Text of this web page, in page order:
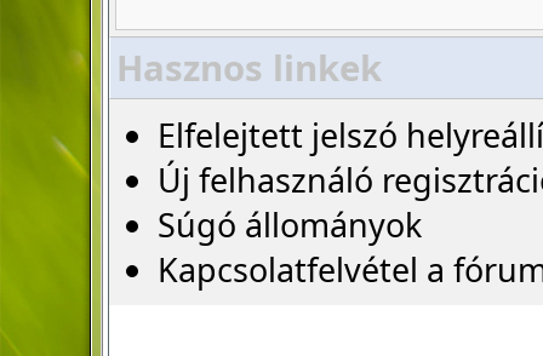
Hasznos linkek
Elfelejtett jelszó
Új felhasználó
Súgó állományok
Kapcsolatfelvétel a